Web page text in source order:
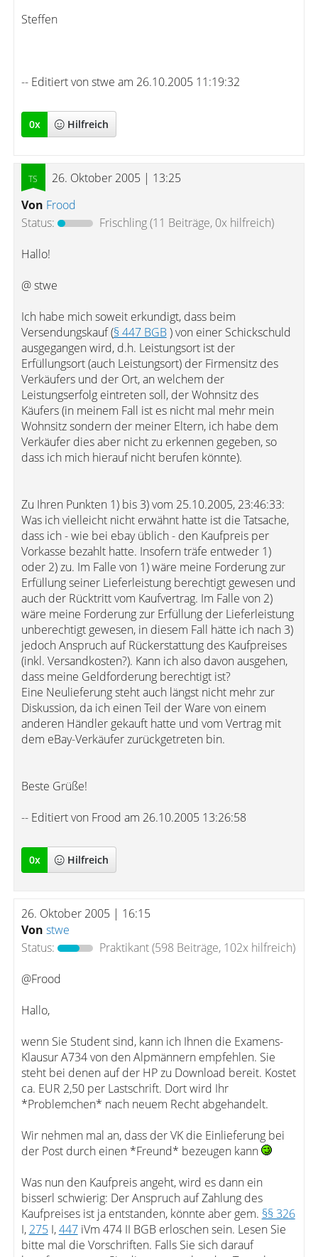
Steffen
-- Editiert von stwe am 26.10.2005 11:19:32
0x Hilfreich
26. Oktober 2005 | 13:25
Von Frood
Status:
Frischling(11 Beiträge, 0x hilfreich)
Hallo!
@ stwe
Ich habe mich soweit erkundigt, dass beim
Versendungskauf (§ 447 BGB) von einer Schickschuld
ausgegangen wird, d.h. Leistungsort ist der
Erfüllungsort (auch Leistungsort) der Firmensitz des
Verkäufers und der Ort, an welchem der
Leistungserfolg eintreten soll, der Wohnsitz des
Käufers (in meinem Fall ist es nicht mal mehr mein
Wohnsitz sondern der meiner Eltern, ich habe dem
Verkäufer dies aber nicht zu erkennen gegeben, so
dass ich mich hierauf nicht berufen könnte).
Zu Ihren Punkten 1) bis 3) vom 25.10.2005, 23:46:33:
Was ich vielleicht nicht erwähnt hatte ist die Tatsache,
dass ich - wie bei ebay üblich - den Kaufpreis per
Vorkasse bezahlt hatte. Insofern träfe entweder 1)
oder 2) zu. Im Falle von 1) wäre meine Forderung zur
Erfüllung seiner Lieferleistung berechtigt gewesen und
auch der Rücktritt vom Kaufvertrag. Im Falle von 2)
wäre meine Forderung zur Erfüllung der Lieferleistung
unberechtigt gewesen, in diesem Fall hätte ich nach 3)
jedoch Anspruch auf Rückerstattung des Kaufpreises
(inkl. Versandkosten?). Kann ich also davon ausgehen,
dass meine Geldforderung berechtigt ist?
Eine Neulieferung steht auch längst nicht mehr zur
Diskussion, da ich einen Teil der Ware von einem
anderen Händler gekauft hatte und vom Vertrag mit
dem eBay-Verkäufer zurückgetreten bin.
Beste Grüße!
-- Editiert von Frood am 26.10.2005 13:26:58
0x Hilfreich
26. Oktober 2005 | 16:15
Von stwe
Status:
Praktikant(598 Beiträge, 102x hilfreich)
@Frood
Hallo,
wenn Sie Student sind, kann ich Ihnen die Examens-
Klausur A734 von den Alpmännern empfehlen. Sie
steht bei denen auf der HP zu Download bereit. Kostet
ca. EUR 2,50 per Lastschrift. Dort wird Ihr
*Problemchen* nach neuem Recht abgehandelt.
Wir nehmen mal an, dass der VK die Einlieferung bei
der Post durch einen *Freund* bezeugen kann
Was nun den Kaufpreis angeht, wird es dann ein
bisserl schwierig: Der Anspruch auf Zahlung des
Kaufpreises ist ja entstanden, könnte aber gem. §§ 326
I, 275I,447iVm 474 II BGB erloschen sein. Lesen Sie
bitte mal die Vorschriften. Falls Sie sich darauf